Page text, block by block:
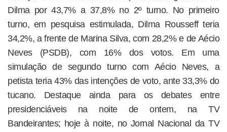
Dilma por 43,7% a 37,8% no 2º turno. No primeiro
turno, em pesquisa estimulada, Dilma Rousseff teria
34,2%, a frente de Marina Silva, com 28,2% e de Aécio
Neves (PSDB), com 16% dos votos. Em uma
simulação de segundo turno com Aécio Neves, a
petista teria 43% das intenções de voto, ante 33,3% do
tucano. Destaque ainda para os debates entre
presidenciáveis na noite de ontem, na TV
Bandeirantes; hoje à noite, no Jornal Nacional da TV